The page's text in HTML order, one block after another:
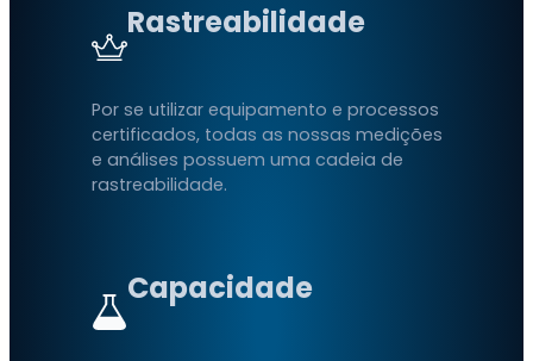
Rastreabilidade
Por se utilizar equipamento e processos
certificados, todas as nossas medições
e análises possuem uma cadeia de
rastreabilidade.
Capacidade